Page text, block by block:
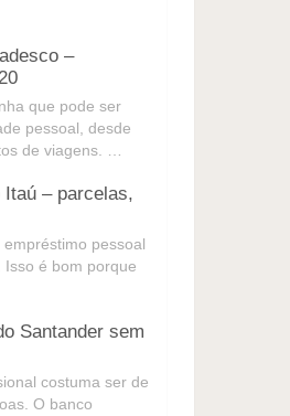
–
que pode ser
pessoal, desde
de viagens. …
– parcelas,
pessoal
é bom porque
Santander sem
costuma ser de
O banco